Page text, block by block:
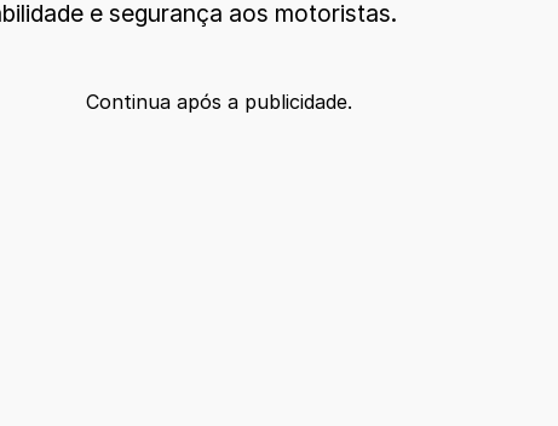
e segurança aos motoristas.
Continua após a publicidade.